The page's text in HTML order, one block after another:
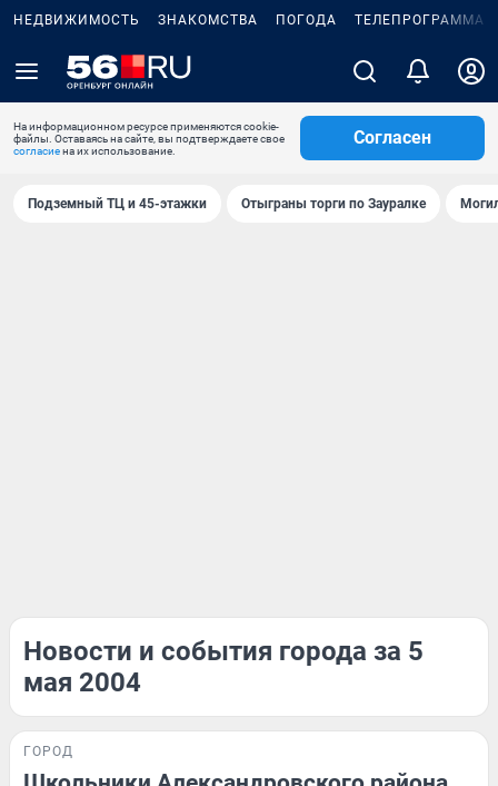
НЕДВИЖИМОСТЬ ЗНАКОМСТВА ПОГОДА ТЕЛЕПРОГРАММА
На информационном ресурсе применяются cookie-
файлы. Оставаясь на сайте, вы подтверждаете свое
согласиена их использование.
Согласен
Подземный ТЦ и 45-этажки Отыграны торги по Зауралке
Новости и события города за 5
мая 2004
ГОРОД